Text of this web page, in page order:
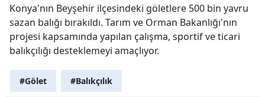
Konya'nın Beyşehir ilçesindeki göletlere 500 bin yavru
sazan balığı bırakıldı. Tarım ve Orman Bakanlığı'nın
projesi kapsamında yapılan çalışma, sportif ve ticari
balıkçılığı desteklemeyi amaçlıyor.
#Gölet #Balıkçılık